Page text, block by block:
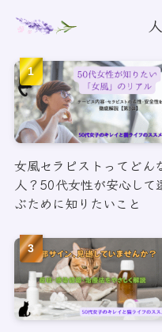
女風セラピストってどん
人？50代女性が安心して
ぶために知りたいこと